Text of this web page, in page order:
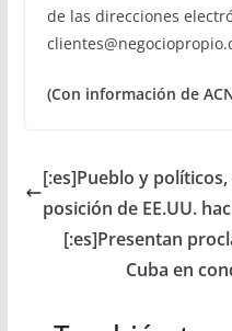
de las direcciones
(Con información de
[:es]Pueblo y
posición de EE.UU.
[:es]Presentan
Cuba en